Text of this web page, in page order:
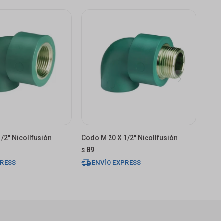
2" Nicollfusión Codo M 20 X 1/2" Nicollfusión
$ 89
ENVÍO EXPRESS